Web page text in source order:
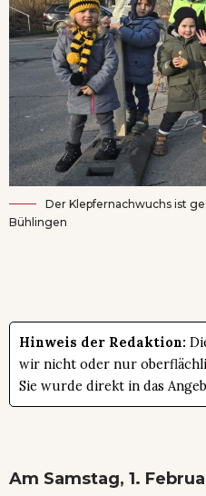
Der Klepfernachwuchs ist
Bühlingen
Hinweis der Redaktion:
wir nicht oder nur
Sie wurde direkt in das
Am Samstag, 1.